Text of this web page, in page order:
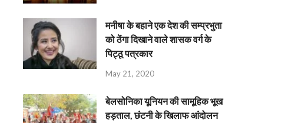
मनीषा के बहाने एक देश की सम्प्रभुता
को ठेंगा दिखाने वाले शासक वर्ग के
पिट्ठू पत्रकार
May 21, 2020
बेलसोनिका यूनियन की सामूहिक भूख
हड़ताल, छंटनी के खिलाफ आंदोलन